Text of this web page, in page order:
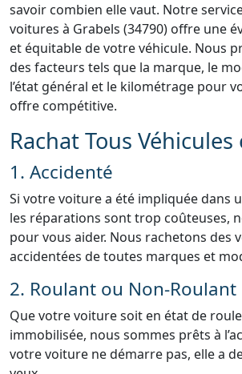
savoir combien elle vaut. Notre
voitures à Grabels (34790) offre une
et équitable de votre véhicule. Nous
des facteurs tels que la marque, le
l’état général et le kilométrage pour
offre compétitive.
Rachat Tous Véhicules
1. Accidenté
Si votre voiture a été impliquée dans
les réparations sont trop coûteuses,
pour vous aider. Nous rachetons des
accidentées de toutes marques et
2. Roulant ou Non-Roulant
Que votre voiture soit en état de
immobilisée, nous sommes prêts à
votre voiture ne démarre pas, elle a